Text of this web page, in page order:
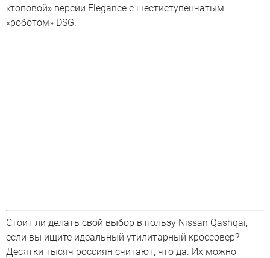
«топовой» версии Elegance с шестиступенчатым
«роботом» DSG.
Стоит ли делать свой выбор в пользу Nissan Qashqai,
если вы ищите идеальный утилитарный кроссовер?
Десятки тысяч россиян считают, что да. Их можно